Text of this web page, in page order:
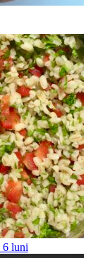
6 luni